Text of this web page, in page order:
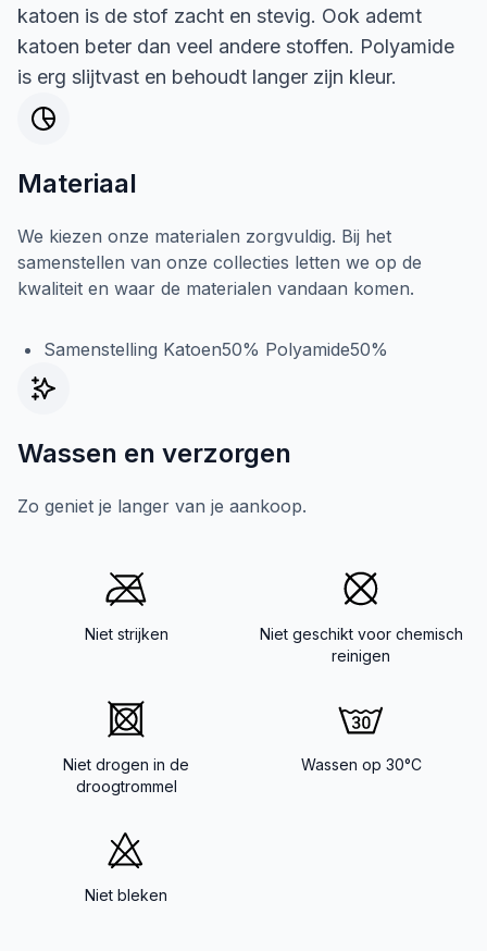
katoen is de stof zacht en stevig. Ook ademt
katoen beter dan veel andere stoffen. Polyamide
is erg slijtvast en behoudt langer zijn kleur.
Materiaal
We kiezen onze materialen zorgvuldig. Bij het
samenstellen van onze collecties letten we op de
kwaliteit en waar de materialen vandaan komen.
Samenstelling Katoen50% Polyamide50%
Wassen en verzorgen
Zo geniet je langer van je aankoop.
Niet strijken
Niet geschikt voor chemisch
reinigen
Niet drogen in de
droogtrommel
Wassen op 30°C
Niet bleken